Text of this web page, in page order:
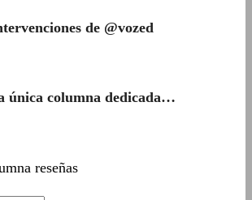
de @vozed
única columna dedicada…
reseñas